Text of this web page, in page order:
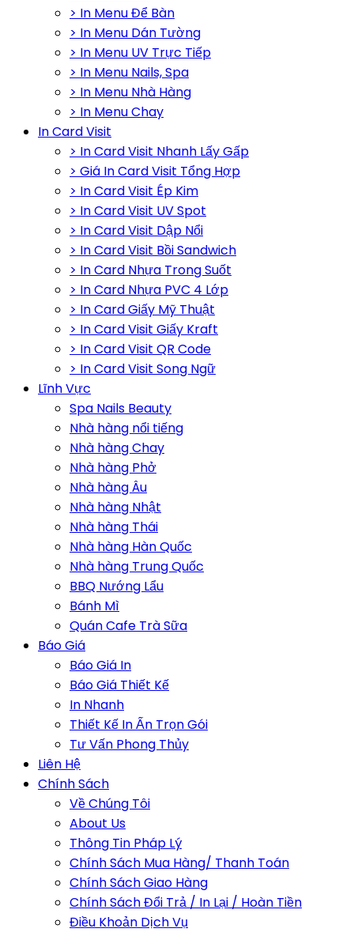
> In Menu Để Bàn
> In Menu Dán Tường
> In Menu UV Trực Tiếp
> In Menu Nails, Spa
> In Menu Nhà Hàng
> In Menu Chay
In Card Visit
> In Card Visit Nhanh Lấy Gấp
> Giá In Card Visit Tổng Hợp
> In Card Visit Ép Kim
> In Card Visit UV Spot
> In Card Visit Dập Nổi
> In Card Visit Bồi Sandwich
> In Card Nhựa Trong Suốt
> In Card Nhựa PVC 4 Lớp
> In Card Giấy Mỹ Thuật
> In Card Visit Giấy Kraft
> In Card Visit QR Code
> In Card Visit Song Ngữ
Lĩnh Vực
Spa Nails Beauty
Nhà hàng nổi tiếng
Nhà hàng Chay
Nhà hàng Phở
Nhà hàng Âu
Nhà hàng Nhật
Nhà hàng Thái
Nhà hàng Hàn Quốc
Nhà hàng Trung Quốc
BBQ Nướng Lẩu
Bánh Mì
Quán Cafe Trà Sữa
Báo Giá
Báo Giá In
Báo Giá Thiết Kế
In Nhanh
Thiết Kế In Ấn Trọn Gói
Tư Vấn Phong Thủy
Liên Hệ
Chính Sách
Về Chúng Tôi
About Us
Thông Tin Pháp Lý
Chính Sách Mua Hàng/ Thanh Toán
Chính Sách Giao Hàng
Chính Sách Đổi Trả / In Lại / Hoàn Tiền
Điều Khoản Dịch Vụ